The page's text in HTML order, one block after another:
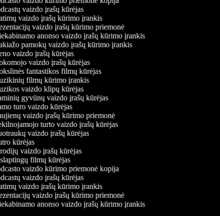
vaizdo įrašų kūrėjas
vaizdo įrašų kūrimo įrankis
vaizdo įrašų kūrimo priemonė
anonso vaizdo įrašų kūrimo įrankis
pamokų vaizdo įrašų kūrimo įrankis
vaizdo įrašų kūrėjas
vaizdo įrašų kūrėjas
fantastikos filmų kūrėjas
filmų kūrimo įrankis
vaizdo klipų kūrėjas
gyvūnų vaizdo įrašų kūrėjas
turo vaizdo kūrėjas
vaizdo įrašų kūrimo priemonė
turto vaizdo įrašų kūrėjas
vaizdo įrašų kūrėjas
kūrėjas
vaizdo įrašų kūrėjas
filmų kūrėjas
vaizdo kūrimo priemonė kopija
vaizdo įrašų kūrėjas
vaizdo įrašų kūrimo įrankis
vaizdo įrašų kūrimo priemonė
anonso vaizdo įrašų kūrimo įrankis